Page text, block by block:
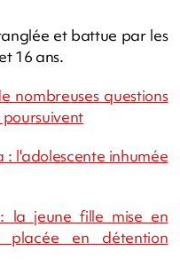
et battue par les
16 ans.
nombreuses questions
poursuivent
: l'adolescente inhumée
la jeune fille mise en
placée en détention